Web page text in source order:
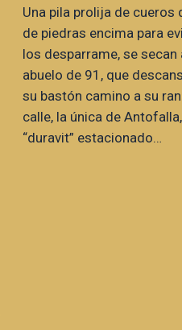
Una pila prolija de cueros
de piedras encima para
los desparrame, se secan
abuelo de 91, que
su bastón camino a su
calle, la única de
“duravit” estacionado…